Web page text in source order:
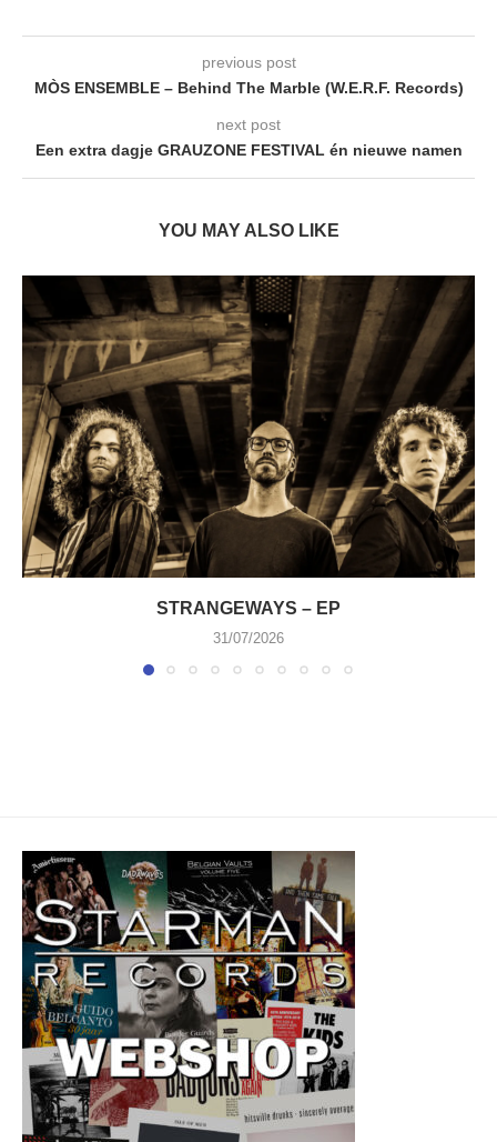
previous post
MÒS ENSEMBLE – Behind The Marble (W.E.R.F. Records)
next post
Een extra dagje GRAUZONE FESTIVAL én nieuwe namen
YOU MAY ALSO LIKE
STRANGEWAYS – EP
31/07/2026